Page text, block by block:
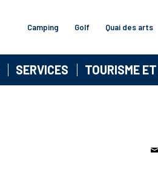
Camping Golf Quai des arts
SERVICES TOURISME